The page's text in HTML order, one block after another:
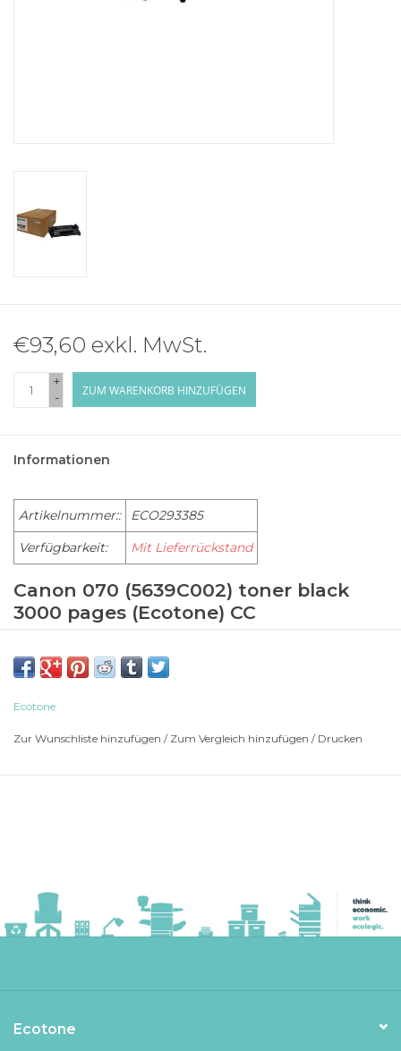
€93,60 exkl. MwSt.
+
-
ZUM WARENKORB HINZUFÜGEN
Informationen
Artikelnummer::
ECO293385
Verfügbarkeit:
Mit Lieferrückstand
Canon 070 (5639C002) toner black
3000 pages (Ecotone) CC
CANON i-SENSYS LBP246dw
CANON i-SENSYS MF461dw
CANON i-SENSYS MF463dw
Ecotone
Zur Wunschliste hinzufügen / Zum Vergleich hinzufügen / Drucken
Ecotone